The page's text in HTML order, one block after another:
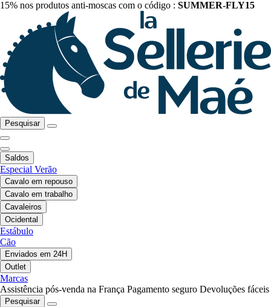
15% nos produtos anti-moscas com o código : SUMMER-FLY15
Pesquisar
Saldos
Especial Verão
Cavalo em repouso
Cavalo em trabalho
Cavaleiros
Ocidental
Estábulo
Cão
Enviados em 24H
Outlet
Marcas
Assistência pós-venda na França Pagamento seguro Devoluções fáceis
Pesquisar